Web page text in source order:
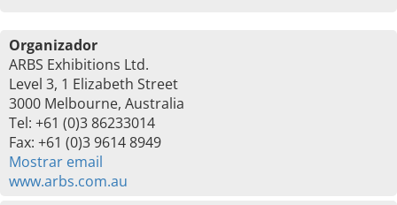
Organizador
ARBS Exhibitions Ltd.
Level 3, 1 Elizabeth Street
3000 Melbourne, Australia
Tel: +61 (0)3 86233014
Fax: +61 (0)3 9614 8949
Mostrar email
www.arbs.com.au